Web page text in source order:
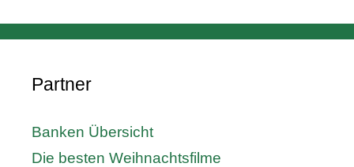
Partner
Banken Übersicht
Die besten Weihnachtsfilme